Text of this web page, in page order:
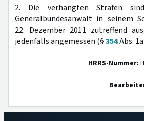
2. Die verhängten Strafen
Generalbundesanwalt in seinem
22. Dezember 2011 zutreffend
jedenfalls angemessen (§354Abs.
HRRS-Nummer: